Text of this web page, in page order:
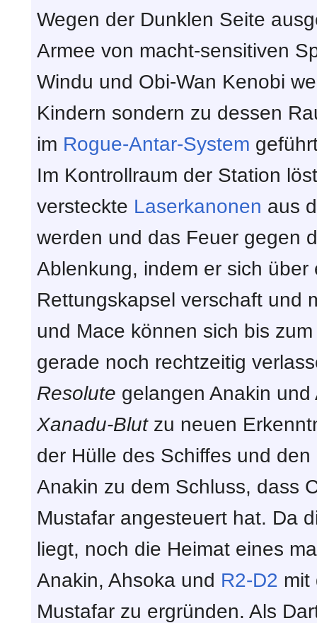
Wegen der Dunklen Seite
Armee von macht-sensitiven
Windu und Obi-Wan Kenobi
Kindern sondern zu dessen
im Rogue-Antar-System
Im Kontrollraum der Station
versteckte Laserkanonen aus
werden und das Feuer gegen
Ablenkung, indem er sich
Rettungskapsel verschaft und
und Mace können sich bis
gerade noch rechtzeitig
Resolute gelangen Anakin
Xanadu-Blutzu neuen
der Hülle des Schiffes und
Anakin zu dem Schluss, dass
Mustafar angesteuert hat. Da
liegt, noch die Heimat eines
Anakin, Ahsoka und R2-D2
Mustafar zu ergründen. Als